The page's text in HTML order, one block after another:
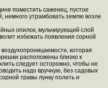
поместить саженец, пустое
немного утрамбовать землю возле
опилок, мульчирующий слой
избежать появления сорной
которая
расположены близко к
следует осторожно, чтобы не
надо вручную, без садовых
травы лунку полить и